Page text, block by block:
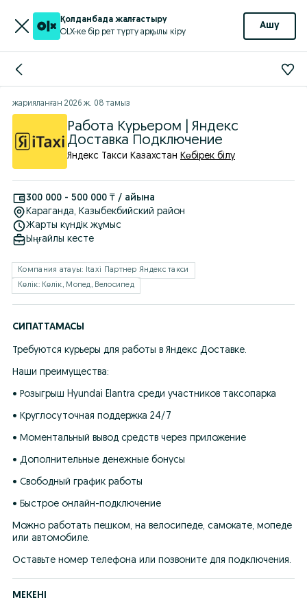
Қолданбада жалғастыру
OLX-ке бір рет түрту арқылы кіру
Ашу
жарияланған 2026 ж. 08 тамыз
Работа Курьером | Яндекс
Доставка Подключение
Яндекс Такси Казахстан Көбірек білу
300 000 - 500 000 ₸ / айына
Караганда, Казыбекбийский район
Жарты күндік жұмыс
Ыңғайлы кесте
Компания атауы: Itaxi Партнер Яндекс такси
Көлік: Көлік, Мопед, Велосипед
СИПАТТАМАСЫ
Требуются курьеры для работы в Яндекс Доставке.
Наши преимущества:
• Розыгрыш Hyundai Elantra среди участников таксопарка
• Круглосуточная поддержка 24/7
• Моментальный вывод средств через приложение
• Дополнительные денежные бонусы
• Свободный график работы
• Быстрое онлайн-подключение
Можно работать пешком, на велосипеде, самокате, мопеде
или автомобиле.
Оставьте номер телефона или позвоните для подключения.
МЕКЕНІ